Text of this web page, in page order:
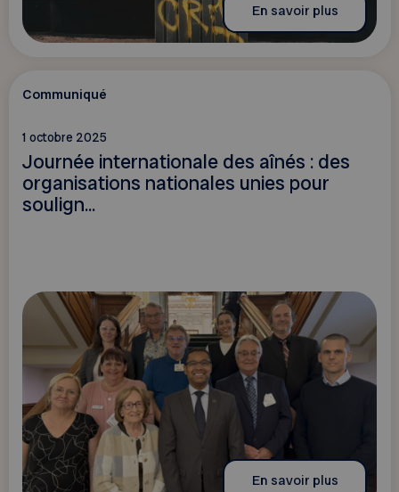
En savoir plus
Communiqué
1 octobre 2025
Journée internationale des aînés : des
organisations nationales unies pour
soulign...
En savoir plus